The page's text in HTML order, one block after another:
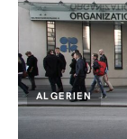
ALGERIEN